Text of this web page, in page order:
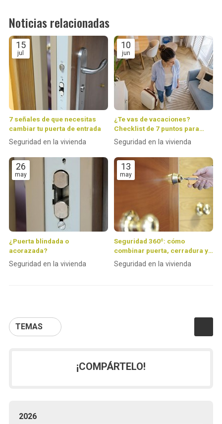
TEMAS
Noticias relacionadas
15
jul
7 señales de que necesitas
cambiar tu puerta de entrada
Seguridad en la vivienda
10
jun
¿Te vas de vacaciones?
Checklist de 7 puntos para
dejar tu casa 100 % protegida
Seguridad en la vivienda
26
may
¿Puerta blindada o
acorazada?
Seguridad en la vivienda
13
may
Seguridad 360º: cómo
combinar puerta, cerradura y
alarma para crear un hogar
inexpugnable
Seguridad en la vivienda
¡COMPÁRTELO!
2026